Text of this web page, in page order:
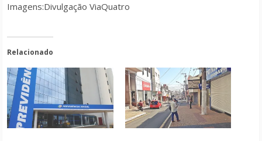
Imagens:Divulgação ViaQuatro
Relacionado